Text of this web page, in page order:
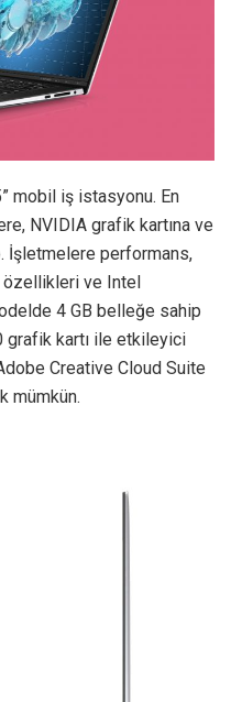
mobil iş istasyonu. En
NVIDIA grafik kartına ve
İşletmelere performans,
ve Intel
4 GB belleğe sahip
grafik kartı ile etkileyici
Creative Cloud Suite
mümkün.